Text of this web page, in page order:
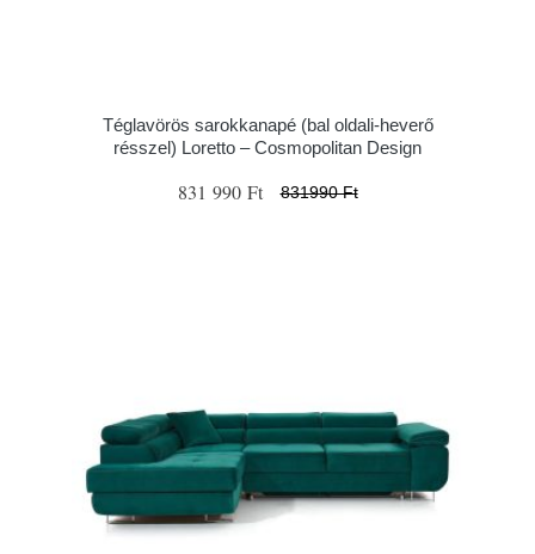
Téglavörös sarokkanapé (bal oldali-heverő
résszel) Loretto – Cosmopolitan Design
831 990 Ft 831990 Ft